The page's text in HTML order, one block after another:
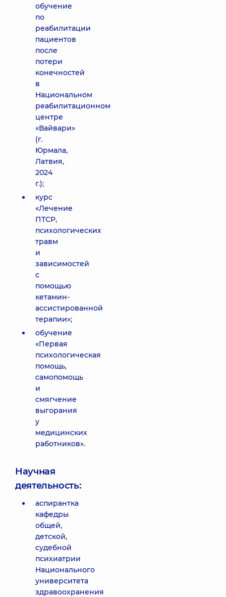
обучение
по
реабилитации
пациентов
после
потери
конечностей
в
Национальном
реабилитационном
центре
«Вайвари»
(г.
Юрмала,
Латвия,
2024
г.);
курс
«Лечение
ПТСР,
психологических
травм
и
зависимостей
с
помощью
кетамин-
ассистированной
терапии»;
обучение
«Первая
психологическая
помощь,
самопомощь
и
смягчение
выгорания
у
медицинских
работников».
Научная
деятельность:
аспирантка
кафедры
общей,
детской,
судебной
психиатрии
Национального
университета
здравоохранения